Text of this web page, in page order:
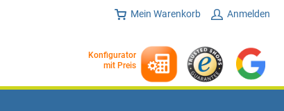
Anmelden
Mein Warenkorb
Konfigurator
mit Preis